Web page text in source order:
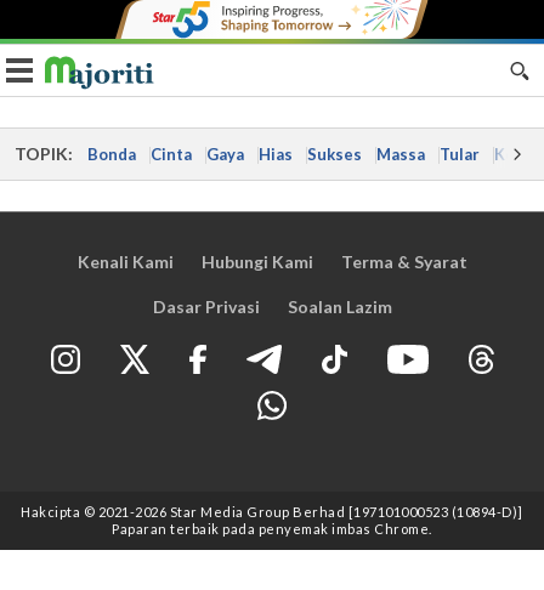
Toggle navigation
TOPIK: Bonda Cinta Gaya Hias Sukses Massa Tular Kes
Kenali Kami Hubungi Kami Terma & Syarat
Dasar Privasi Soalan Lazim
Hakcipta © 2021 -2026 Star Media Group Berhad [197101000523 (10894-D)]
Paparan terbaik pada penyemak imbas Chrome.